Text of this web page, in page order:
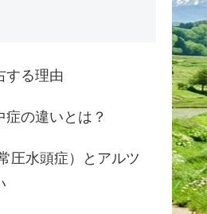
する理由
の違いとは？
圧水頭症）とアルツ